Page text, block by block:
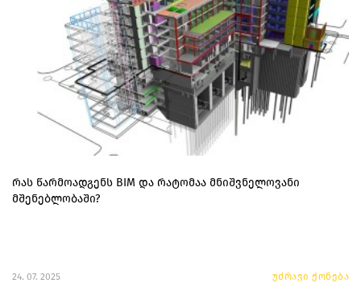
რას წარმოადგენს BIM და რატომაა მნიშვნელოვანი
მშენებლობაში?
24. 07. 2025 უძრავი ქონება